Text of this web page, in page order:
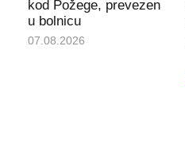
kod Požege, prevezen
u bolnicu
07.08.2026